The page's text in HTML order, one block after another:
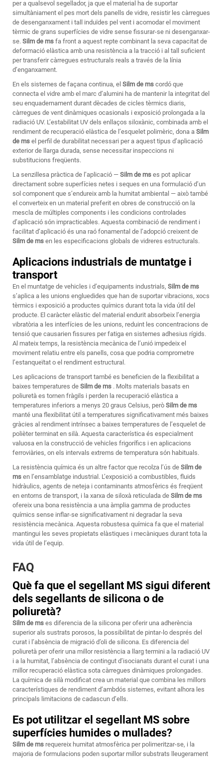
per a qualsevol segellador, ja que el material ha de suportar
simultàniament el pes mort dels panells de vidre, resistir les càrregues
de desenganxament i tall induïdes pel vent i acomodar el moviment
tèrmic de grans superfícies de vidre sense fissurar-se ni desenganxar-
se. Silm de ms fa front a aquest repte combinant la seva capacitat de
deformació elàstica amb una resistència a la tracció i al tall suficient
per transferir càrregues estructurals reals a través de la línia
d’enganxament.
En els sistemes de façana continua, el Silm de ms cordó que
connecta el vidre amb el marc d’alumini ha de mantenir la integritat del
seu enquadernament durant dècades de cicles tèrmics diaris,
càrregues de vent dinàmiques ocasionals i exposició prolongada a la
radiació UV. L’estabilitat UV dels enllaços siloxànic, combinada amb el
rendiment de recuperació elàstica de l’esquelet polimèric, dona a Silm
de ms el perfil de durabilitat necessari per a aquest tipus d’aplicació
exterior de llarga durada, sense necessitar inspeccions ni
substitucions freqüents.
La senzillesa pràctica de l’aplicació — Silm de ms es pot aplicar
directament sobre superfícies netes i seques en una formulació d’un
sol component que s’endureix amb la humitat ambiental — això també
el converteix en un material preferit en obres de construcció on la
mescla de múltiples components i les condicions controlades
d’aplicació són impracticables. Aquesta combinació de rendiment i
facilitat d’aplicació és una raó fonamental de l’adopció creixent de
Silm de ms en les especificacions globals de vidreres estructurals.
Aplicacions industrials de muntatge i
transport
En el muntatge de vehicles i d’equipaments industrials, Silm de ms
s’aplica a les unions engluedides que han de suportar vibracions, xocs
tèrmics i exposició a productes químics durant tota la vida útil del
producte. El caràcter elàstic del material endurit absorbeix l’energia
vibratòria a les interfícies de les unions, reduint les concentracions de
tensió que causarien fissures per fatiga en sistemes adhesius rígids.
Al mateix temps, la resistència mecànica de l’unió impedeix el
moviment relatiu entre els panells, cosa que podria comprometre
l’estanqueïtat o el rendiment estructural.
Les aplicacions de transport també es beneficien de la flexibilitat a
baixes temperatures de Silm de ms . Molts materials basats en
poliuretà es tornen fràgils i perden la recuperació elàstica a
temperatures inferiors a menys 20 graus Celsius, però Silm de ms
manté una flexibilitat útil a temperatures significativament més baixes
gràcies al rendiment intrínsec a baixes temperatures de l’esquelet de
polièter terminat en silà. Aquesta característica és especialment
valuosa en la construcció de vehicles frigorífics i en aplicacions
ferroviàries, on els intervals extrems de temperatura són habituals.
La resistència química és un altre factor que recolza l’ús de Silm de
ms en l’ensamblatge industrial. L’exposició a combustibles, fluids
hidràulics, agents de neteja i contaminants atmosfèrics és freqüent
en entorns de transport, i la xarxa de siloxà reticulada de Silm de ms
ofereix una bona resistència a una àmplia gamma de productes
químics sense inflar-se significativament ni degradar la seva
resistència mecànica. Aquesta robustesa química fa que el material
mantingui les seves propietats elàstiques i mecàniques durant tota la
vida útil de l’equip.
FAQ
Què fa que el segellant MS sigui diferent
dels segellants de silicona o de
poliuretà?
Silm de ms es diferencia de la silicona per oferir una adherència
superior als sustrats porosos, la possibilitat de pintar-lo després del
curat i l’absència de migració d’oli de silicona. Es diferencia del
poliuretà per oferir una millor resistència a llarg termini a la radiació UV
i a la humitat, l’absència de contingut d’isocianats durant el curat i una
millor recuperació elàstica sota càrregues dinàmiques prolongades.
La química de silà modificat crea un material que combina les millors
característiques de rendiment d’ambdós sistemes, evitant alhora les
principals limitacions de cadascun d’ells.
Es pot utilitzar el segellant MS sobre
superfícies humides o mullades?
Silm de ms requereix humitat atmosfèrica per polimeritzar-se, i la
majoria de formulacions poden suportar millor substrats lleugerament